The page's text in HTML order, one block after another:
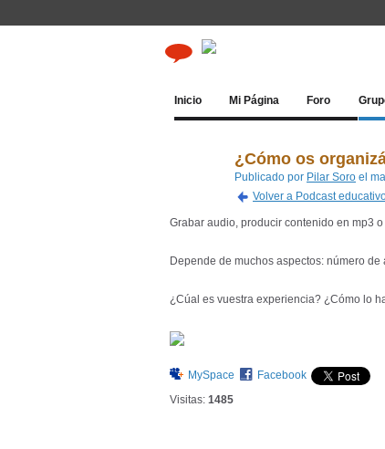
Inicio Mi Página Foro
¿Cómo os
Publicado por Pilar Soro el
Volver a Podcast
Grabar audio, producir contenido en mp3
Depende de muchos aspectos: número
¿Cúal es vuestra experiencia? ¿Cómo lo
MySpace
Facebook
Visitas: 1485